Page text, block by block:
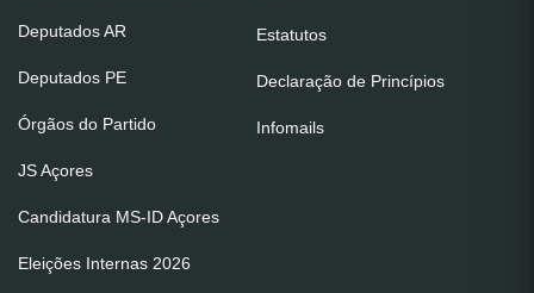
Deputados AR
Deputados PE
Órgãos do Partido
JS Açores
Candidatura MS-ID Açores
Eleições Internas 2026
Estatutos
Declaração de Princípios
Infomails